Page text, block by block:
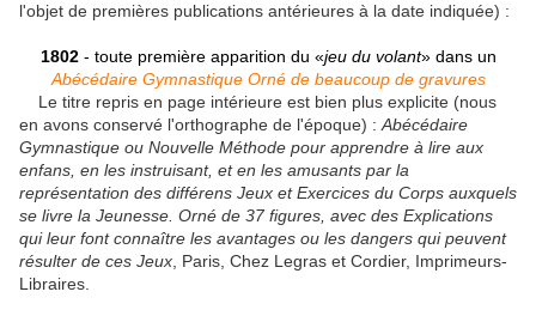
l'objet de premières publications antérieures à la date indiquée) :
1802 - toute première apparition du «jeu du volant» dans un
Abécédaire Gymnastique Orné de beaucoup de gravures
Le titre repris en page intérieure est bien plus explicite (nous
en avons conservé l'orthographe de l'époque) : Abécédaire
Gymnastique ou Nouvelle Méthode pour apprendre à lire aux
enfans, en les instruisant, et en les amusants par la
représentation des différens Jeux et Exercices du Corps auxquels
se livre la Jeunesse. Orné de 37 figures, avec des Explications
qui leur font connaître les avantages ou les dangers qui peuvent
résulter de ces Jeux , Paris, Chez Legras et Cordier, Imprimeurs-
Libraires.